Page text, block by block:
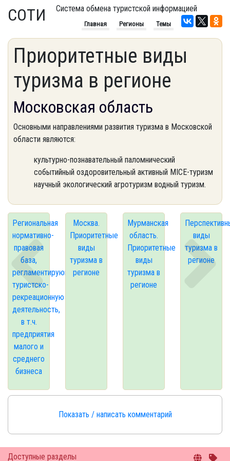
СОТИ Система обмена туристской информацией
Главная Регионы Темы
Доступные разделы
Приоритетные виды
туризма в регионе
Московская область
Основными направлениями развития туризма в Московской
области являются:
культурно-познавательный паломнический
событийный оздоровительный активный MICE-туризм
научный экологический агротуризм водный туризм.
Региональная
нормативно-
правовая
база,
регламентирующая
туристско-
рекреационную
деятельность,
в т.ч.
предприятия
малого и
среднего
бизнеса
Москва.
Приоритетные
виды
туризма в
регионе
Мурманская
область.
Приоритетные
виды
туризма в
регионе
виды
туризма в
регионе
Показать / написать комментарий